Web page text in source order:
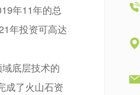
年11年的总
年投资可高达
底层技术的
成了火山石资